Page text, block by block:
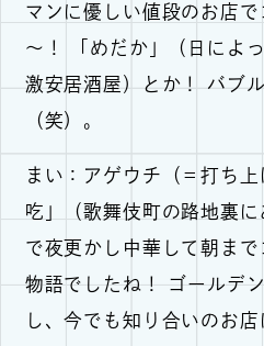
マンに優しい値段のお店
～！ 「めだか」（日によ
激安居酒屋）とか！ バブ
（笑）。
まい：アゲウチ（＝打ち
吃」（歌舞伎町の路地裏に
で夜更かし中華して朝ま
物語でしたね！ ゴールデ
し、今でも知り合いのお